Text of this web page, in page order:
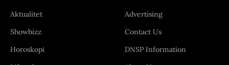
Aktualitet
Showbizz
Horoskopi
Advertising
Contact Us
DNSP Information